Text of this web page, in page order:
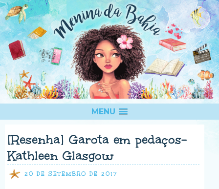
MENU
[Resenha] Garota em pedaços-
Kathleen Glasgow
20 DE SETEMBRO DE 2017